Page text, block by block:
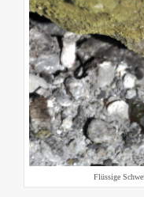
Flüssige